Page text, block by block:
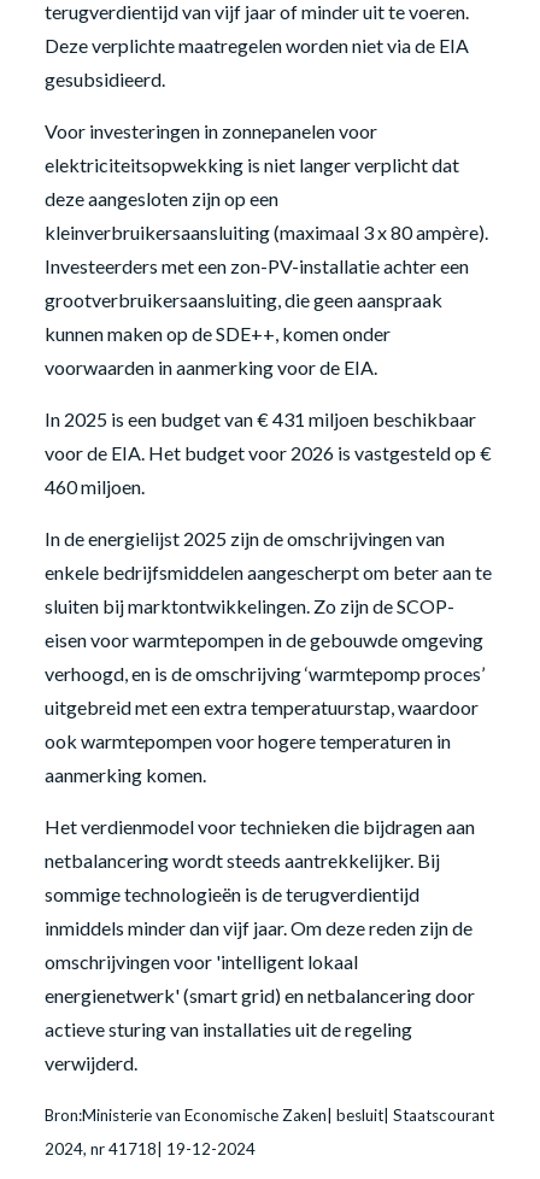
terugverdientijd van vijf jaar of minder uit te voeren.
Deze verplichte maatregelen worden niet via de EIA
gesubsidieerd.
Voor investeringen in zonnepanelen voor
elektriciteitsopwekking is niet langer verplicht dat
deze aangesloten zijn op een
kleinverbruikersaansluiting (maximaal 3 x 80 ampère).
Investeerders met een zon-PV-installatie achter een
grootverbruikersaansluiting, die geen aanspraak
kunnen maken op de SDE++, komen onder
voorwaarden in aanmerking voor de EIA.
In 2025 is een budget van € 431 miljoen beschikbaar
voor de EIA. Het budget voor 2026 is vastgesteld op €
460 miljoen.
In de energielijst 2025 zijn de omschrijvingen van
enkele bedrijfsmiddelen aangescherpt om beter aan te
sluiten bij marktontwikkelingen. Zo zijn de SCOP-
eisen voor warmtepompen in de gebouwde omgeving
verhoogd, en is de omschrijving ‘warmtepomp proces’
uitgebreid met een extra temperatuurstap, waardoor
ook warmtepompen voor hogere temperaturen in
aanmerking komen.
Het verdienmodel voor technieken die bijdragen aan
netbalancering wordt steeds aantrekkelijker. Bij
sommige technologieën is de terugverdientijd
inmiddels minder dan vijf jaar. Om deze reden zijn de
omschrijvingen voor 'intelligent lokaal
energienetwerk' (smart grid) en netbalancering door
actieve sturing van installaties uit de regeling
verwijderd.
Bron:Ministerie van Economische Zaken| besluit| Staatscourant
2024, nr 41718| 19-12-2024